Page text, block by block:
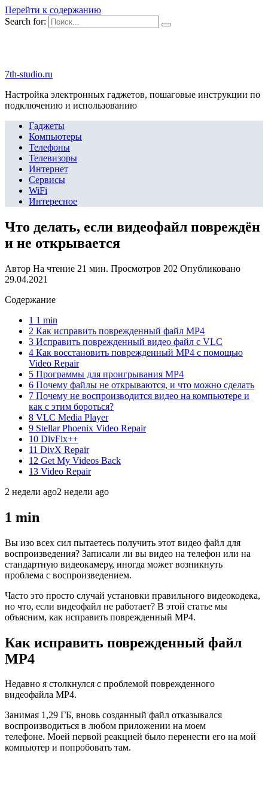
Перейти к содержанию
Search for:
7th-studio.ru
Настройка электронных гаджетов, пошаговые инструкции по
подключению и использованию
Гаджеты
Компьютеры
Телефоны
Телевизоры
Интернет
Сервисы
WiFi
Интересное
Что делать, если видеофайл повреждён
и не открывается
Автор На чтение 21 мин. Просмотров 202 Опубликовано
29.04.2021
Содержание
1 1 min
2 Как исправить поврежденный файл MP4
3 Исправить поврежденный видео файл с VLC
4 Как восстановить поврежденный MP4 с помощью
Video Repair
5 Программы для проигрывания MP4
6 Почему файлы не открываются, и что можно сделать
7 Почему не воспроизводится видео на компьютере и
как с этим бороться?
8 VLC Media Player
9 Stellar Phoenix Video Repair
10 DivFix++
11 DivX Repair
12 Get My Videos Back
13 Video Repair
2 недели ago2 недели ago
1 min
Вы изо всех сил пытаетесь получить этот видео файл для
воспроизведения? Записали ли вы видео на телефон или на
стандартную видеокамеру, иногда может возникнуть
проблема с воспроизведением.
Часто это просто случай установки правильного видеокодека,
но что, если видеофайл не работает? В этой статье мы
объясним, как исправить поврежденный MP4.
Как исправить поврежденный файл
MP4
Недавно я столкнулся с проблемой поврежденного
видеофайла MP4.
Занимая 1,29 ГБ, вновь созданный файл отказывался
воспроизводиться в любом приложении на моем
телефоне. Моей первой реакцией было перенести его на мой
компьютер и попробовать там.